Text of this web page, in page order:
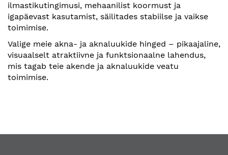
ilmastikutingimusi, mehaanilist koormust ja
igapäevast kasutamist, säilitades stabiilse ja vaikse
toimimise.
Valige meie akna- ja aknaluukide hinged – pikaajaline,
visuaalselt atraktiivne ja funktsionaalne lahendus,
mis tagab teie akende ja aknaluukide veatu
toimimise.